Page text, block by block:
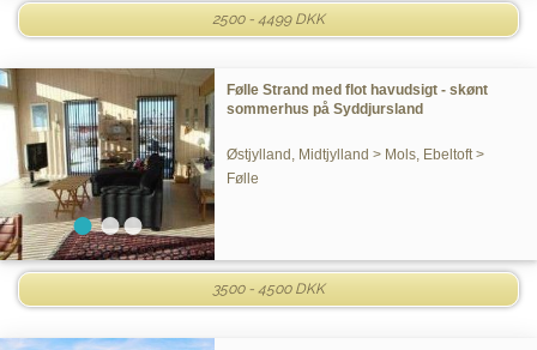
2500 - 4499 DKK
Følle Strand med flot havudsigt - skønt
sommerhus på Syddjursland
Østjylland, Midtjylland > Mols, Ebeltoft >
Følle
3500 - 4500 DKK